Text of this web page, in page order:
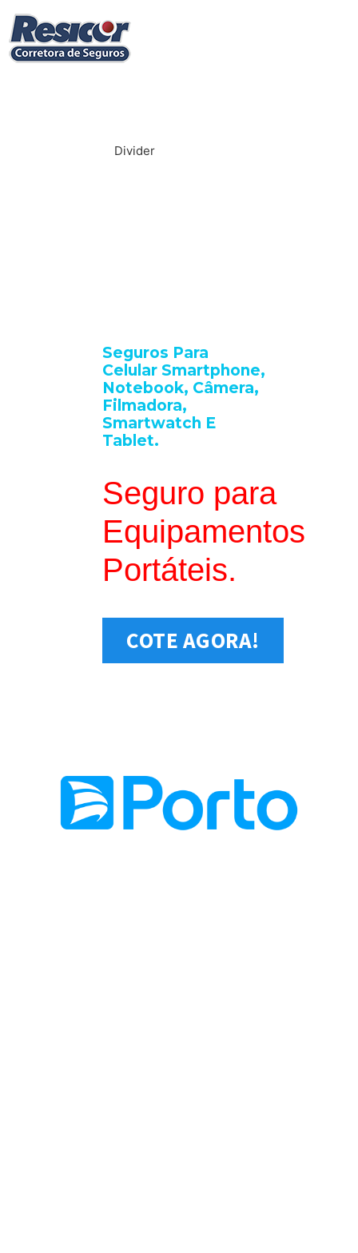
Divider
Seguros Para
Celular Smartphone,
Notebook, Câmera,
Filmadora,
Smartwatch E
Tablet.
Seguro para
Equipamentos
Portáteis.
COTE AGORA!